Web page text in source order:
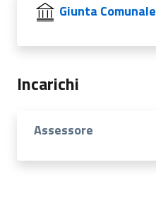
Giunta Comunale
Incarichi
Assessore